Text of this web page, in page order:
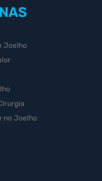
Joelho
no Joelho